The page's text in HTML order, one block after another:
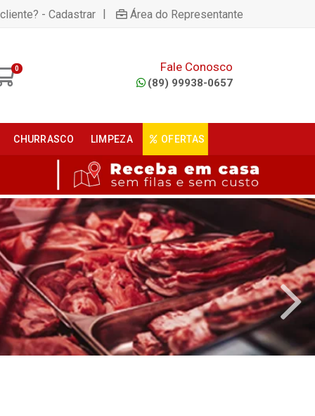
- Cadastrar | Área do Representante
0 Fale Conosco
(89) 99938-0657
CHURRASCO LIMPEZA OFERTAS